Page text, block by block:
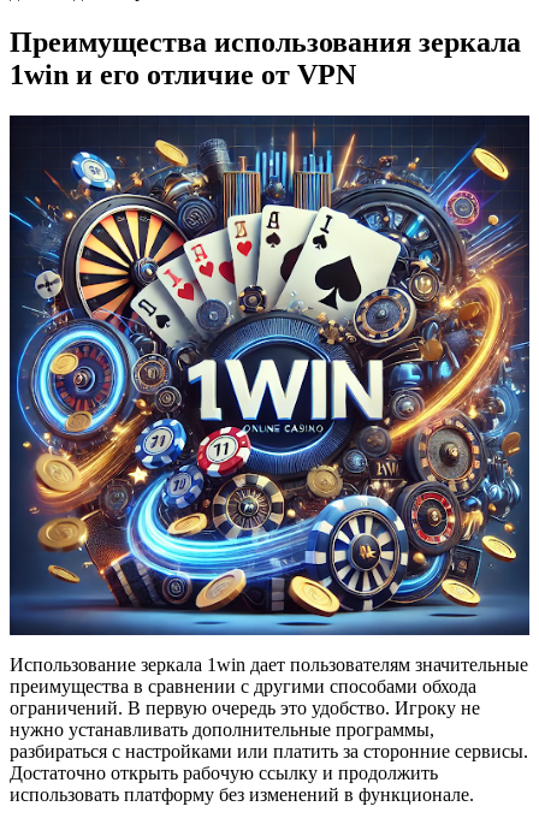
Преимущества использования зеркала
1win и его отличие от VPN
Использование зеркала 1win дает пользователям значительные
преимущества в сравнении с другими способами обхода
ограничений. В первую очередь это удобство. Игроку не
нужно устанавливать дополнительные программы,
разбираться с настройками или платить за сторонние сервисы.
Достаточно открыть рабочую ссылку и продолжить
использовать платформу без изменений в функционале.